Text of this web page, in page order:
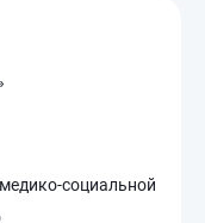
социальной